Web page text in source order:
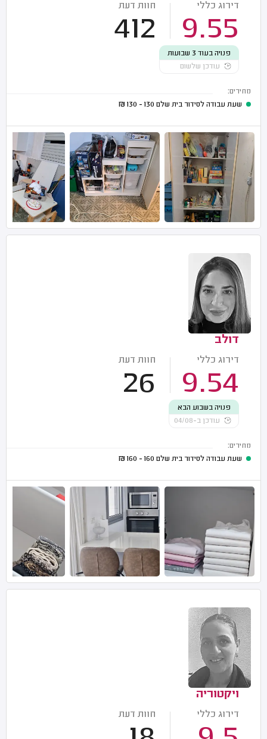
דירוג כללי
9.55
חוות דעת
412
פנויה בעוד 3 שבועות
עודכן שלשום
מחירים:
שעת עבודה לסידור בית שלם 130 - 130
₪
דולב
דירוג כללי
9.54
חוות דעת
26
פנויה בשבוע הבא
עודכן ב-04/08
מחירים:
שעת עבודה לסידור בית שלם 160 - 160
₪
ויקטוריה
דירוג כללי חוות דעת